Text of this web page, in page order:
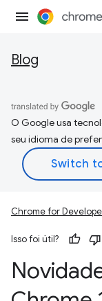
Blog
O Google usa
seu idioma de
Chrome for
Isso foi útil?